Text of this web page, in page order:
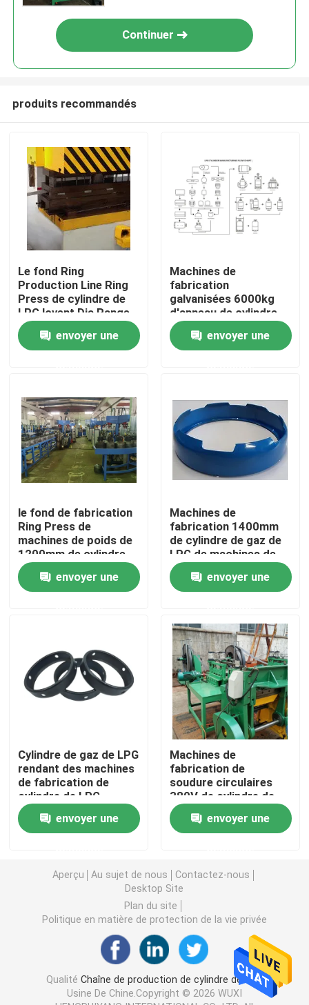
Aperçu
Produits
A propos de nous
Visite d'usine
Contrôle de la qualité
nouvelles
Chaîne de production de cylindre de LPG
Machines de fabrication de cylindre de LPG
Machine de soudure de cylindre de LPG
Four de revêtement de poudre de LPG
Conducteur de redresseur de Decoiler
Équilibrant et perlant la machine
Machine à laver de cylindre
Continuer
produits recommandés
Le fond Ring
Production Line Ring
Press de cylindre de
LPG lovent Dia Range
intérieure 460-540mm
envoyer une
Machines de
fabrication
galvanisées 6000kg
d'anneau de cylindre
inférieur en acier de
LPG
envoyer une
le fond de fabrication
Ring Press de
machines de poids de
1200mm de cylindre
courant de LPG
envoyer une
Machines de
fabrication 1400mm
de cylindre de gaz de
LPG de machines de
projet de cylindre clés
en main de LPG
envoyer une
Cylindre de gaz de LPG
rendant des machines
de fabrication de
cylindre de LPG
complètement
automatiques
envoyer une
Machines de
fabrication de
soudure circulaires
380V de cylindre de
LPG
envoyer une
Aperçu Au sujet de nous
Contactez-nous
Desktop Site
Plan du site
Politique en matière de protection de la vie privée
Qualité Chaîne de production de cylindre de LPG
Usine De Chine.Copyright © 2026 WUXI